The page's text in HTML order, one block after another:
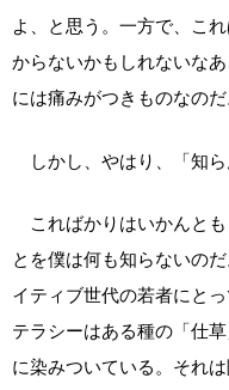
よ、と思う。一方で、こ
からないかもしれないな
には痛みがつきものなのだ
しかし、やはり、「知ら
こればかりはいかんと
とを僕は何も知らないの
イティブ世代の若者にと
テラシーはある種の「仕
に染みついている。それ